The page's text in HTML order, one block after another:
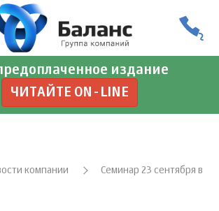
издание
ЧИТАЙТЕ ON-LINE
компании
Семинар 23 сентября в